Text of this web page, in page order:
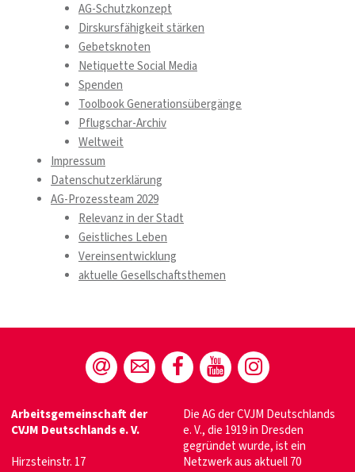
AG-Schutzkonzept
Dirskursfähigkeit stärken
Gebetsknoten
Netiquette Social Media
Spenden
Toolbook Generationsübergänge
Pflugschar-Archiv
Weltweit
Impressum
Datenschutzerklärung
AG-Prozessteam 2029
Relevanz in der Stadt
Geistliches Leben
Vereinsentwicklung
aktuelle Gesellschaftsthemen
Arbeitsgemeinschaft der
CVJM Deutschlands e. V.
Hirzsteinstr. 17
Die AG der CVJM Deutschlands
e. V., die 1919 in Dresden
gegründet wurde, ist ein
Netzwerk aus aktuell 70